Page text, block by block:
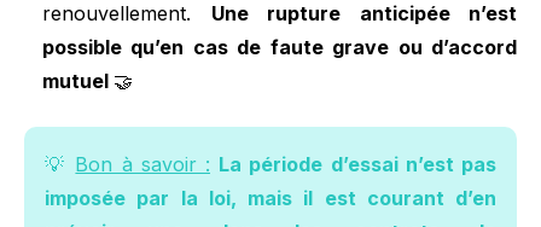
renouvellement. Une rupture anticipée n’est
possible qu’en cas de faute grave ou d’accord
mutuel 🤝
💡 Bon à savoir : La période d’essai n’est pas
imposée par la loi, mais il est courant d’en